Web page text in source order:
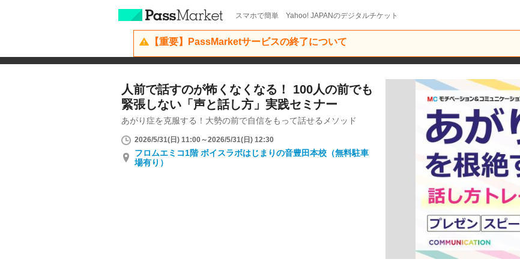
スマホで簡単 Yahoo! JAPANのデジタルチケット
【重要】PassMarketサービスの終了について
人前で話すのが怖くなくなる！ 100人の前でも
緊張しない「声と話し方」実践セミナー
あがり症を克服する！大勢の前で自信をもって話せるメソッド
2026/5/31(日) 11:00～2026/5/31(日) 12:30
フロムエミコ1階 ボイスラボはじまりの音豊田本校（無料駐車
場有り）